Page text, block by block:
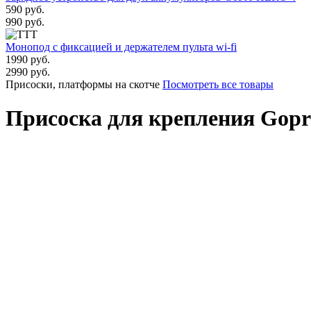
590 руб.
990 руб.
Монопод с фиксацией и держателем пульта wi-fi
1990 руб.
2990 руб.
Присоски, платформы на скотче Посмотреть все товары
Присоска для крепления